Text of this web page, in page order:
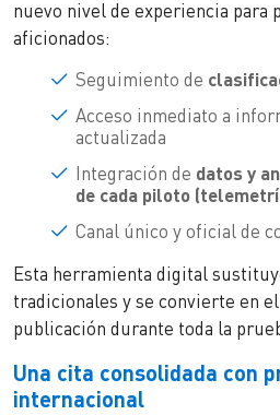
nuevo nivel de experiencia para
aficionados:
Seguimiento de
Acceso inmediato a
actualizada
Integración de datos y
de cada piloto
Canal único y oficial de
Esta herramienta digital
tradicionales y se convierte en
publicación durante toda la
Una cita consolidada con
internacional